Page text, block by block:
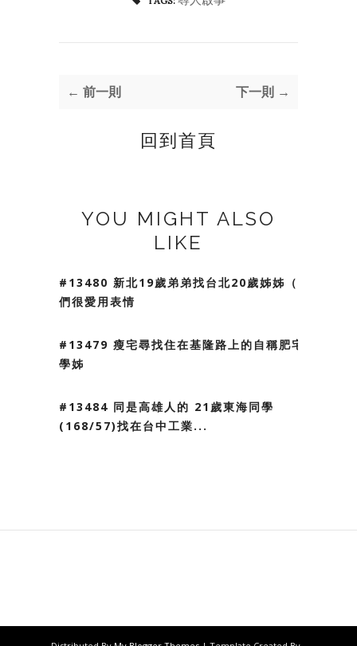
← 前一則 下一則 →
回到首頁
YOU MIGHT ALSO
LIKE
#13480 新北19歲弟弟找台北20歲姊姊（我
們很愛用表情
#13479 瘦宅尋找住在基隆路上的自稱肥宅
學姊
#13484 同是高雄人的 21歲東海同學
(168/57)找在台中工業...